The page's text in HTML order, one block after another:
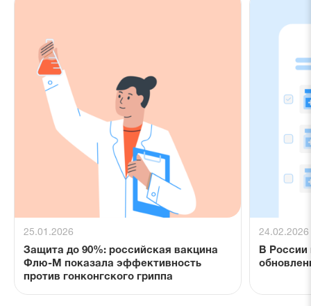
25.01.2026
Защита до 90%: российская вакцина
Флю-М показала эффективность
против гонконгского гриппа
24.02.2026
В России